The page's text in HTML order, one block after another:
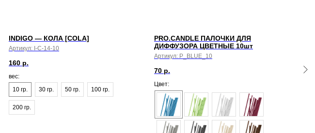
INDIGO — КОЛА [COLA]
Артикул: I-C-14-10
160 р.
вес:
10 гр.
30 гр. 50 гр. 100 гр.
200 гр.
PRO.CANDLE ПАЛОЧКИ ДЛЯ
ДИФФУЗОРА ЦВЕТНЫЕ 10шт
Артикул: P_BLUE_10
70 р.
Цвет: